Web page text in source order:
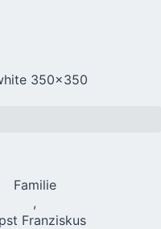
Familie
,
Franziskus